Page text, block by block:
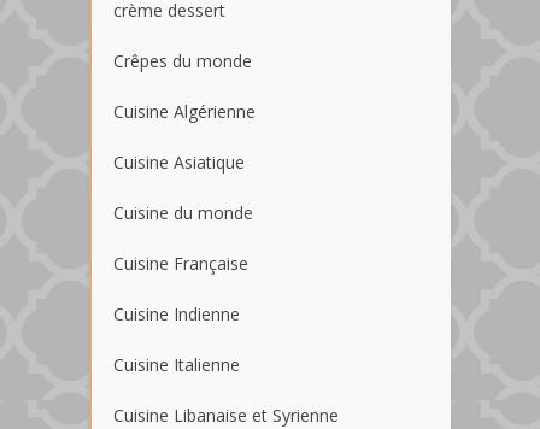
crème dessert
Crêpes du monde
Cuisine Algérienne
Cuisine Asiatique
Cuisine du monde
Cuisine Française
Cuisine Indienne
Cuisine Italienne
Cuisine Libanaise et Syrienne